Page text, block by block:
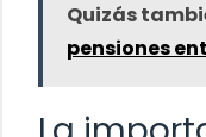
Quizás
pensiones